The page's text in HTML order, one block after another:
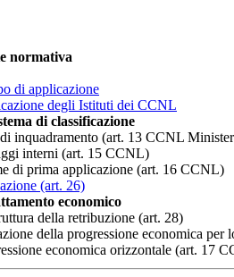
normativa
di applicazione
degli Istituti dei CCNL
di classificazione
inquadramento (art. 13 CCNL
interni (art. 15 CCNL)
di prima applicazione (art. 16 CCNL)
(art. 26)
economico
della retribuzione (art. 28)
della progressione economica per
economica orizzontale (art. 17